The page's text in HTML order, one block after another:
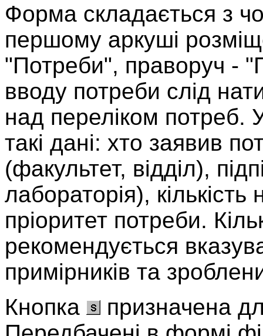
Форма складається з
першому аркуші
"Потреби", праворуч -
вводу потреби слід
над переліком потреб.
такі дані: хто заявив
(факультет, відділ),
лабораторія),
пріоритет потреби.
рекомендується
примірників та
Кнопка
призначена